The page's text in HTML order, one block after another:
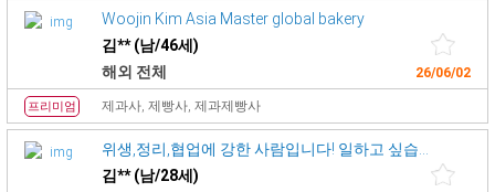
26/06/02
Woojin Kim Asia Master global bakery
김** (남/46세)
해외 전체
프리미엄 제과사, 제빵사, 제과제빵사
위생,정리,협업에 강한 사람입니다! 일하고 싶습니다!
김** (남/28세)